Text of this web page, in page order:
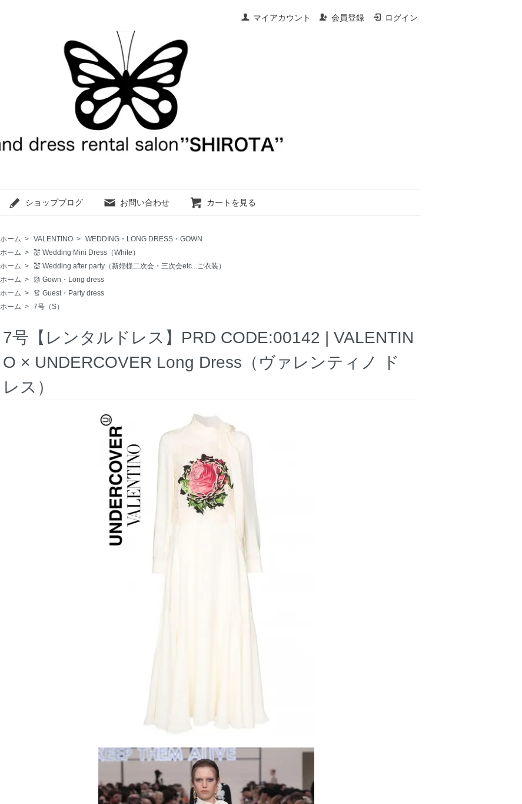
マイアカウント 会員登録 ログイン
ショップブログ お問い合わせ カートを見る
ホーム > VALENTINO > WEDDING・LONG DRESS・GOWN
ホーム > 💒 Wedding Mini Dress（White）
ホーム > 💒 Wedding after party（新婦様二次会・三次会etc...ご衣装）
ホーム > 🥻 Gown・Long dress
ホーム >
👗 Guest・Party dress
ホーム > 7号（S）
7号【レンタルドレス】PRD CODE:00142 | VALENTIN
O × UNDERCOVER Long Dress（ヴァレンティノ ド
レス）